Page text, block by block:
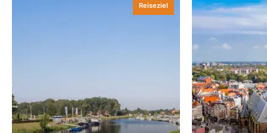
Reiseziel